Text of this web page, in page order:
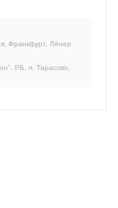
Франкфурт, Лёнер
РБ, п. Тарасово,